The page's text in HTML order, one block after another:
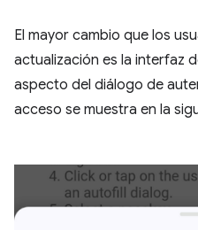
El mayor cambio que los
actualización es la interfaz
aspecto del diálogo de
acceso se muestra en la